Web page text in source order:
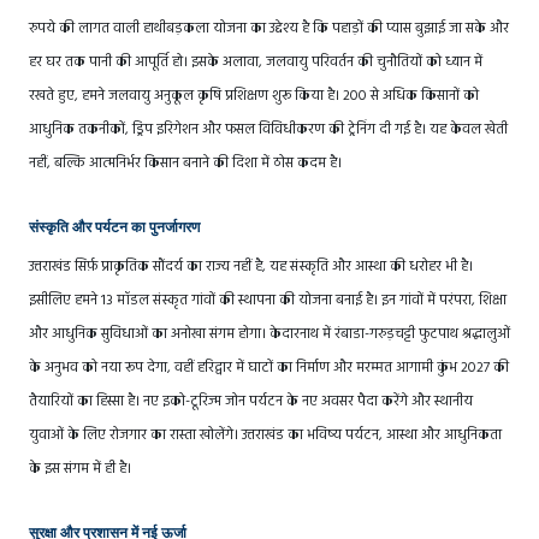
रुपये की लागत वाली हाथीबड़कला योजना का उद्देश्य है कि पहाड़ों की प्यास बुझाई जा सके और
हर घर तक पानी की आपूर्ति हो। इसके अलावा, जलवायु परिवर्तन की चुनौतियों को ध्यान में
रखते हुए, हमने जलवायु अनुकूल कृषि प्रशिक्षण शुरू किया है। 200 से अधिक किसानों को
आधुनिक तकनीकों, ड्रिप इरिगेशन और फसल विविधीकरण की ट्रेनिंग दी गई है। यह केवल खेती
नहीं, बल्कि आत्मनिर्भर किसान बनाने की दिशा में ठोस कदम है।
संस्कृति और पर्यटन का पुनर्जागरण
उत्तराखंड सिर्फ़ प्राकृतिक सौंदर्य का राज्य नहीं है, यह संस्कृति और आस्था की धरोहर भी है।
इसीलिए हमने 13 मॉडल संस्कृत गांवों की स्थापना की योजना बनाई है। इन गांवों में परंपरा, शिक्षा
और आधुनिक सुविधाओं का अनोखा संगम होगा। केदारनाथ में रंबाडा-गरुड़चट्टी फुटपाथ श्रद्धालुओं
के अनुभव को नया रूप देगा, वहीं हरिद्वार में घाटों का निर्माण और मरम्मत आगामी कुंभ 2027 की
तैयारियों का हिस्सा है। नए इको-टूरिज्म जोन पर्यटन के नए अवसर पैदा करेंगे और स्थानीय
युवाओं के लिए रोजगार का रास्ता खोलेंगे। उत्तराखंड का भविष्य पर्यटन, आस्था और आधुनिकता
के इस संगम में ही है।
सुरक्षा और प्रशासन में नई ऊर्जा